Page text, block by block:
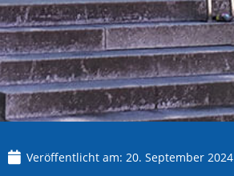
Veröffentlicht am: 20. September 2024